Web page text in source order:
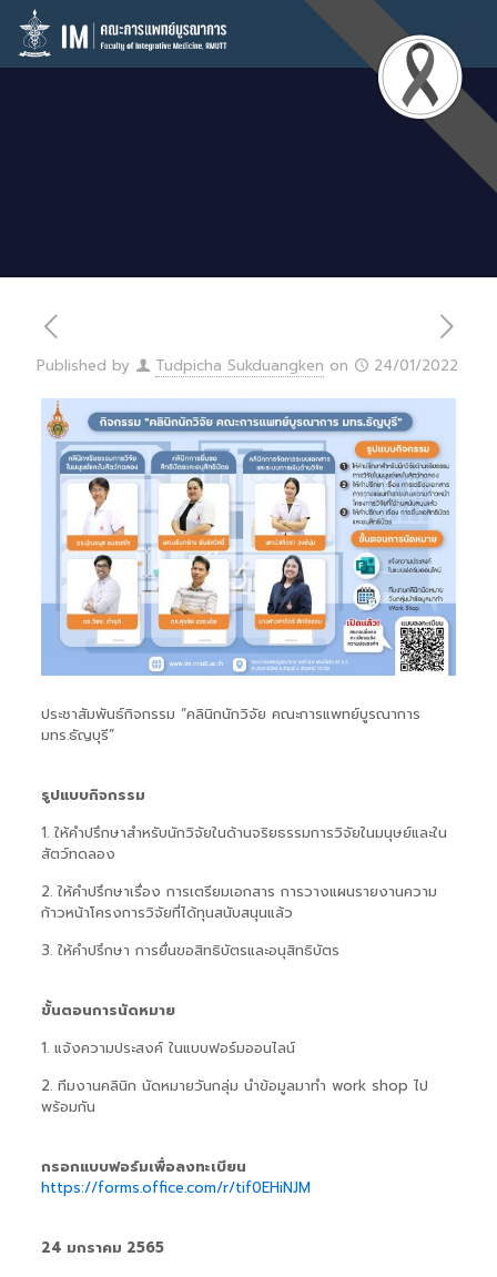
Published by Tudpicha Sukduangken on 24/01/2022
ประชาสัมพันธ์กิจกรรม “คลินิกนักวิจัย คณะการแพทย์บูรณาการ
มทร.ธัญบุรี”
รูปแบบกิจกรรม
1. ให้คำปรึกษาสำหรับนักวิจัยในด้านจริยธรรมการวิจัยในมนุษย์และใน
สัตว์ทดลอง
2. ให้คำปรึกษาเรื่อง การเตรียมเอกสาร การวางแผนรายงานความ
ก้าวหน้าโครงการวิจัยที่ได้ทุนสนับสนุนแล้ว
3. ให้คำปรึกษา การยื่นขอสิทธิบัตรและอนุสิทธิบัตร
ขั้นตอนการนัดหมาย
1. แจ้งความประสงค์ ในแบบฟอร์มออนไลน์
2. ทีมงานคลินิก นัดหมายวันกลุ่ม นำข้อมูลมาทำ work shop ไป
พร้อมกัน
กรอกแบบฟอร์มเพื่อลงทะเบียน
https://forms.office.com/r/tif0EHiNJM
24 มกราคม 2565